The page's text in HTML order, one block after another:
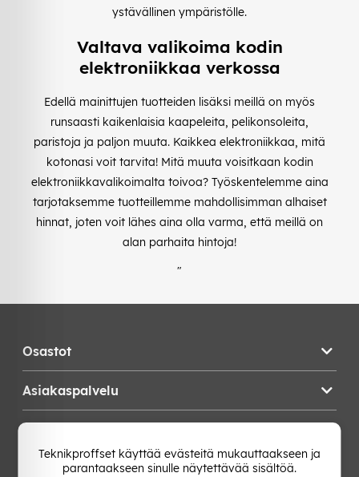
ystävällinen ympäristölle.
Valtava valikoima kodin
elektroniikkaa verkossa
Edellä mainittujen tuotteiden lisäksi meillä on myös
runsaasti kaikenlaisia kaapeleita, pelikonsoleita,
paristoja ja paljon muuta. Kaikkea elektroniikkaa, mitä
kotonasi voit tarvita! Mitä muuta voisitkaan kodin
elektroniikkavalikoimalta toivoa? Työskentelemme aina
tarjotaksemme tuotteillemme mahdollisimman alhaiset
hinnat, joten voit lähes aina olla varma, että meillä on
alan parhaita hintoja!
"
Osastot
Asiakaspalvelu
Vaihda Maa
Teknikproffset käyttää evästeitä mukauttaakseen ja
parantaakseen sinulle näytettävää sisältöä.